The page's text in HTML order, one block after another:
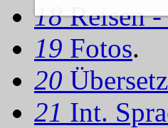
18Reisen
19 Fotos.
20
21 Int.